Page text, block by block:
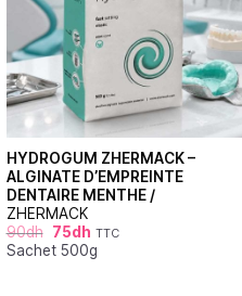
HYDROGUM ZHERMACK –
ALGINATE D’EMPREINTE
DENTAIRE MENTHE /
ZHERMACK
90dh 75dh TTC
Sachet 500g